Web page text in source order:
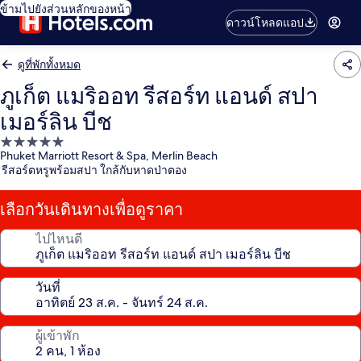
ข้ามไปยังส่วนหลักของหน้า
ดาวน์โหลดแอป
ดูที่พักทั้งหมด
ภูเก็ต แมริออท รีสอร์ท แอนด์ สปา
เมอร์ลิน บีช
ที่พัก
5.0
Phuket Marriott Resort & Spa, Merlin Beach
รีสอร์ตหรูพร้อมสปา ใกล้กับหาดป่าตอง
เลือกวันเดินทางเพื่อดูราคา
ไปไหนดี
วันที่
ผู้เข้าพัก